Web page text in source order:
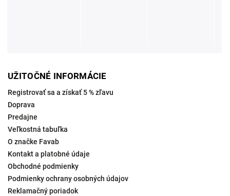
UŽITOČNÉ INFORMÁCIE
Registrovať sa a získať 5 % zľavu
Doprava
Predajne
Veľkostná tabuľka
O značke Favab
Kontakt a platobné údaje
Obchodné podmienky
Podmienky ochrany osobných údajov
Reklamačný poriadok